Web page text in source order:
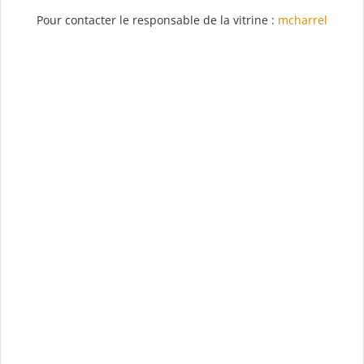
Pour contacter le responsable de la vitrine : mcharrel